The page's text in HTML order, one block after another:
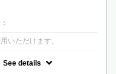
いただけます。
See details